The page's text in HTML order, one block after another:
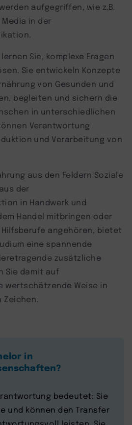
aufgegriffen, wie z.B.
in der
Sie, komplexe Fragen
Sie entwickeln Konzepte
von Gesunden und
begleiten und sichern die
in unterschiedlichen
Verantwortung
und Verarbeitung von
aus den Feldern Soziale
der
in Handwerk und
Handel mitbringen oder
angehören, bietet
eine spannende
zusätzliche
Sie damit auf
wertschätzende Weise in
in
bedeutet: Sie
und können den Transfer